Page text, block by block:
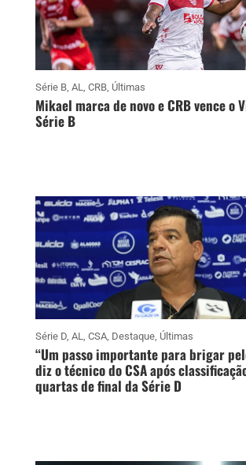
Série B, AL, CRB, Últimas
Mikael marca de novo e CRB vence o
Série B
Série D, AL, CSA, Destaque, Últimas
“Um passo importante para brigar
diz o técnico do CSA após
quartas de final da Série D